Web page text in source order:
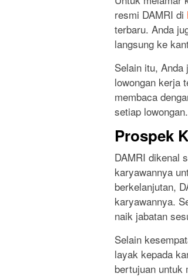
resmi DAMRI di
terbaru. Anda
langsung ke
Selain itu,
lowongan kerja
membaca
setiap lowongan.
Prospek
DAMRI dikenal
karyawannya
berkelanjutan,
karyawannya.
naik jabatan
Selain
layak kepada
bertujuan untuk